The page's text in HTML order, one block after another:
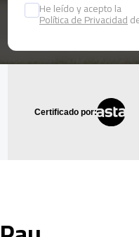
He leído y acepto la
Política de Privacidad
Certificado por: